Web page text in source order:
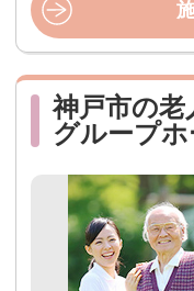
神戸市の
グループ